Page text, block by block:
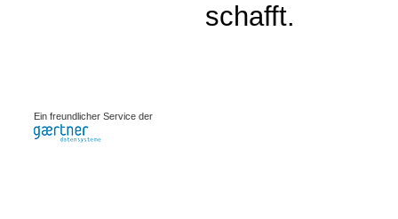
schafft.
Ein freundlicher Service der